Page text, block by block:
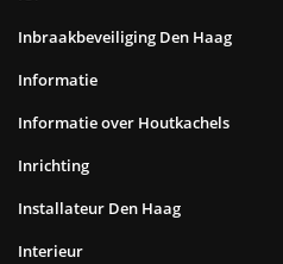
Inbraakbeveiliging Den Haag
Informatie
Informatie over Houtkachels
Inrichting
Installateur Den Haag
Interieur